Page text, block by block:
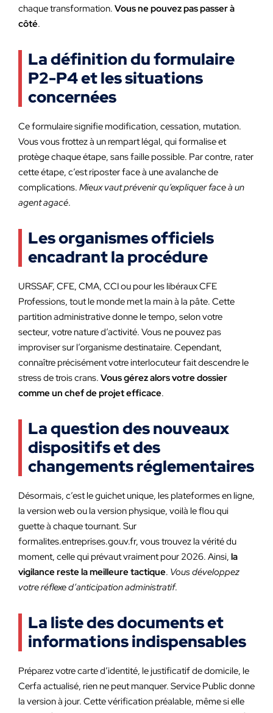
chaque transformation. Vous ne pouvez pas passer à
côté.
La définition du formulaire
P2-P4 et les situations
concernées
Ce formulaire signifie modification, cessation, mutation.
Vous vous frottez à un rempart légal, qui formalise et
protège chaque étape, sans faille possible. Par contre, rater
cette étape, c’est riposter face à une avalanche de
complications. Mieux vaut prévenir qu’expliquer face à un
agent agacé.
Les organismes officiels
encadrant la procédure
URSSAF, CFE, CMA, CCI ou pour les libéraux CFE
Professions, tout le monde met la main à la pâte. Cette
partition administrative donne le tempo, selon votre
secteur, votre nature d’activité. Vous ne pouvez pas
improviser sur l’organisme destinataire. Cependant,
connaître précisément votre interlocuteur fait descendre le
stress de trois crans. Vous gérez alors votre dossier
comme un chef de projet efficace.
La question des nouveaux
dispositifs et des
changements réglementaires
Désormais, c’est le guichet unique, les plateformes en ligne,
la version web ou la version physique, voilà le flou qui
guette à chaque tournant. Sur
formalites.entreprises.gouv.fr, vous trouvez la vérité du
moment, celle qui prévaut vraiment pour 2026. Ainsi, la
vigilance reste la meilleure tactique. Vous développez
votre réflexe d’anticipation administratif.
La liste des documents et
informations indispensables
Préparez votre carte d’identité, le justificatif de domicile, le
Cerfa actualisé, rien ne peut manquer. Service Public donne
la version à jour. Cette vérification préalable, même si elle